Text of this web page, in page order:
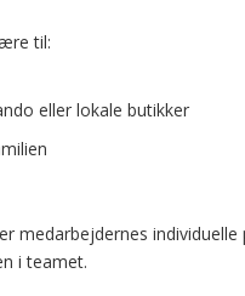
til:
eller lokale butikker
medarbejdernes
i teamet.